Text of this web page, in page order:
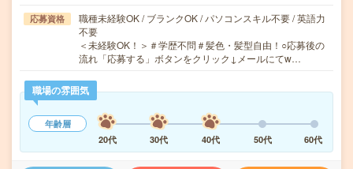
応募資格
職種未経験OK / ブランクOK / パソコンスキル不要 / 英語力
不要
＜未経験OK！＞＃学歴不問＃髪色・髪型自由！○応募後の
流れ「応募する」ボタンをクリック↓メールにてw…
職場の雰囲気
年齢層
20代
30代 40代 50代 60代